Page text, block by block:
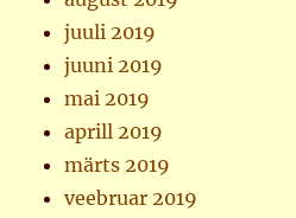
juuli 2019
juuni 2019
mai 2019
aprill 2019
märts 2019
veebruar 2019